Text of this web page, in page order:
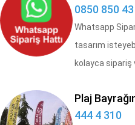
0850 850
Whatsapp
tasarım
kolayca sipariş
Plaj
444 4 310